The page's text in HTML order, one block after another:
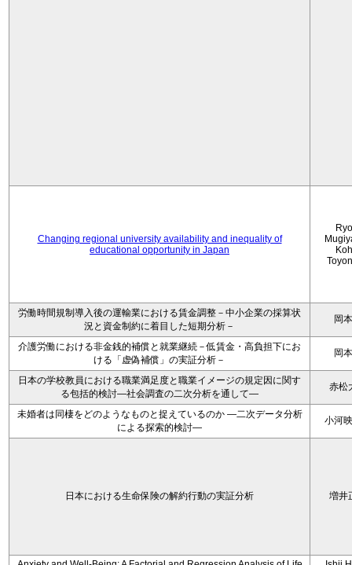
Changing regional university availability and inequality of
educational opportunity in Japan
労働時間規制導入後の運輸業における賃金調整－中小企業の採算状
況と資金制約に着目した短期分析－
岡
介護労働における非金銭的補償と就業継続－低賃金・高負担下にお
ける「虚偽補償」の実証分析－
岡
日本の学校教員における職業満足度と職業イメージの規定因に関す
る包括的検討―社会調査の二次分析を通して―
赤松
未婚者は同棲をどのようなものと捉えているのか —二次データ分析
による探索的検討—
小河
日本における生命保険の解約行動の実証分析 増井